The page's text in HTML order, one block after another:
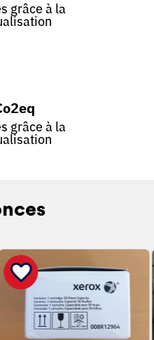
grâce à la
grâce à la